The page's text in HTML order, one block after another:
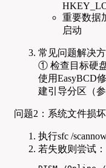
重要数据
启动
常见问题解决
① 检查目标硬
使用EasyBCD
建引导分区（参
问题2：系统文件损
执行sfc /
若失败则尝试：